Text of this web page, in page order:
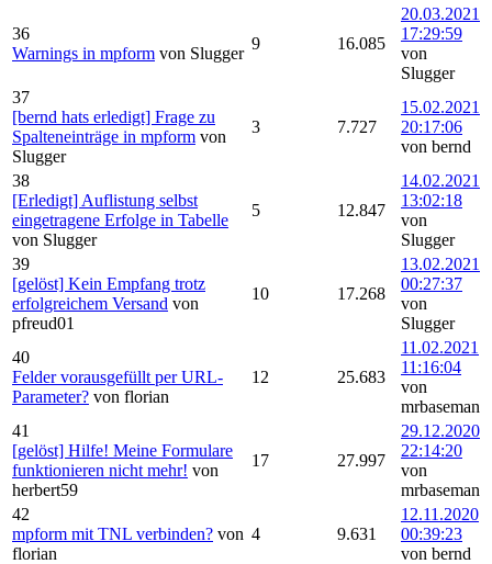
36
Warnings in mpform von Slugger
9 16.085
20.03.2021
17:29:59
von
Slugger
37
[bernd hats erledigt] Frage zu
Spalteneinträge in mpform von
Slugger
3 7.727
15.02.2021
20:17:06
von bernd
38
[Erledigt] Auflistung selbst
eingetragene Erfolge in Tabelle
von Slugger
5 12.847
14.02.2021
13:02:18
von
Slugger
39
[gelöst] Kein Empfang trotz
erfolgreichem Versand von
pfreud01
10 17.268
13.02.2021
00:27:37
von
Slugger
40
Felder vorausgefüllt per URL-
Parameter? von florian
12 25.683
11.02.2021
11:16:04
von
mrbaseman
41
[gelöst] Hilfe! Meine Formulare
funktionieren nicht mehr! von
herbert59
17 27.997
29.12.2020
22:14:20
von
mrbaseman
42
mpform mit TNL verbinden? von
florian
4 9.631
12.11.2020
00:39:23
von bernd